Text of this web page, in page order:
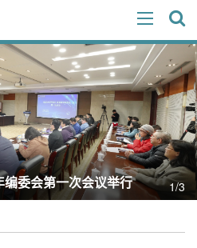
委会第一次会议举行 1/3